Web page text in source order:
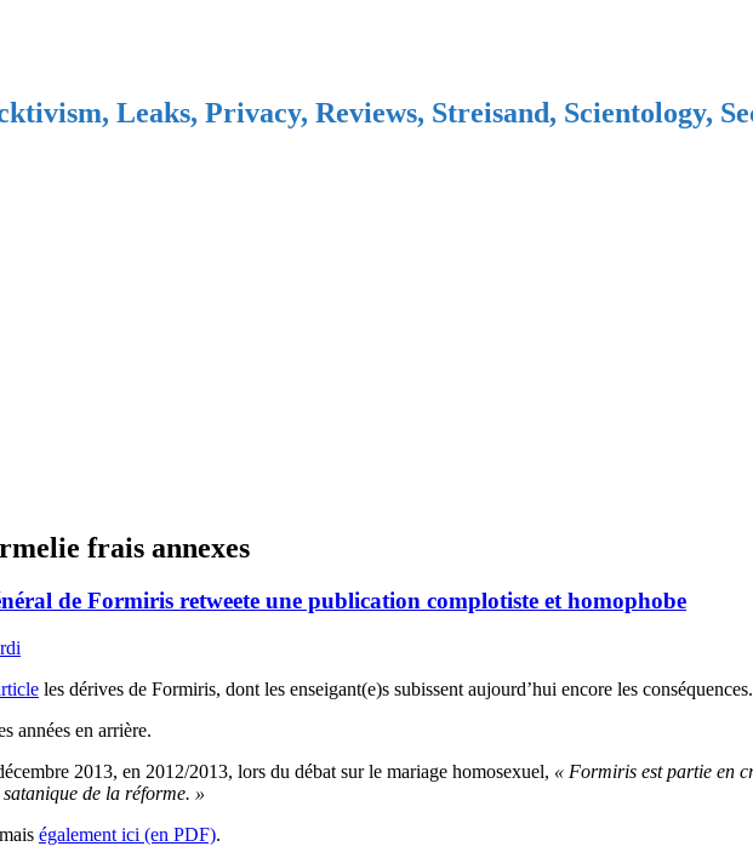
Leaks, Privacy, Reviews, Streisand, Scientology,
frais annexes
de Formiris retweete une publication complotiste et homophobe
les dérives de Formiris, dont les enseigant(e)s subissent aujourd’hui encore les conséquences.
années en arrière.
2013, en 2012/2013, lors du débat sur le mariage homosexuel, « Formiris est partie en
de la réforme. »
mais également ici (en PDF).